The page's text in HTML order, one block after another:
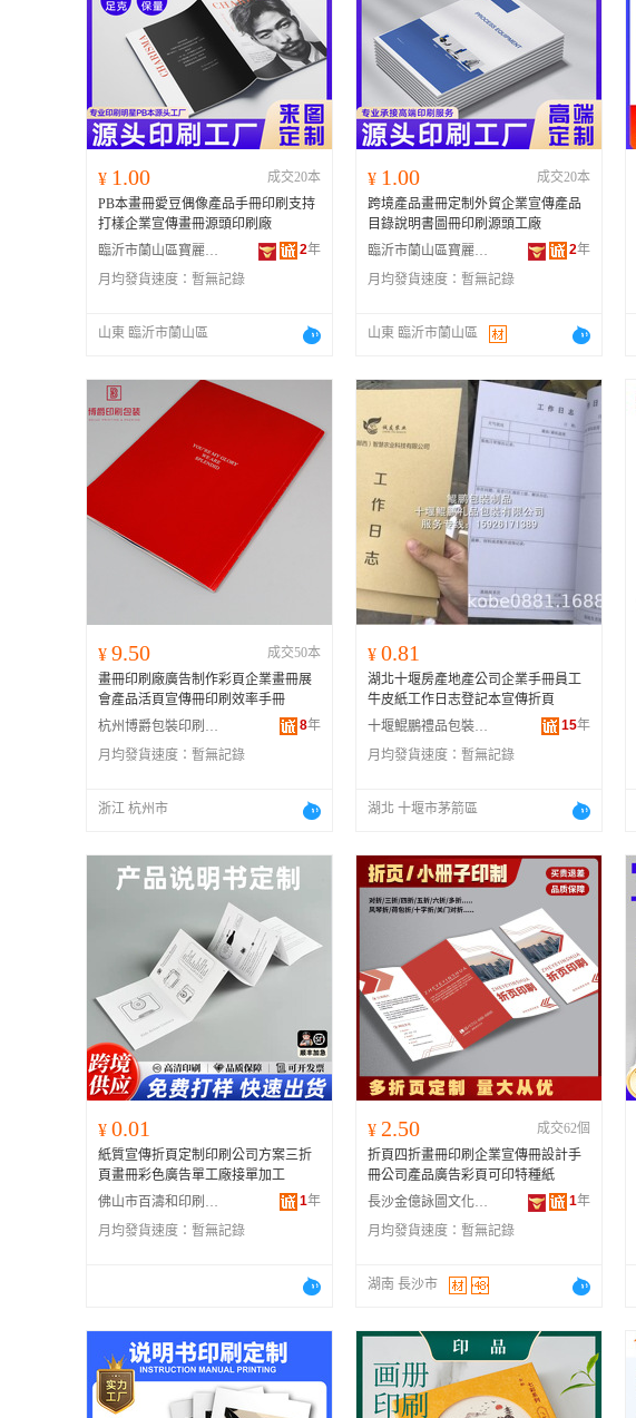
¥ 1.00
成交20本
PB本畫冊愛豆偶像產品手冊印刷支持
打樣企業宣傳畫冊源頭印刷廠
臨沂市蘭山區寶麗金印刷有限公司
2年
月均發貨速度： 暫無記錄
山東 臨沂市蘭山區
¥ 1.00
成交20本
跨境產品畫冊定制外貿企業宣傳產品
目錄說明書圖冊印刷源頭工廠
臨沂市蘭山區寶麗金印刷有限公司
2年
月均發貨速度： 暫無記錄
山東 臨沂市蘭山區
¥ 9.50
成交50本
畫冊印刷廠廣告制作彩頁企業畫冊展
會產品活頁宣傳冊印刷效率手冊
杭州博爵包裝印刷有限公司
8年
月均發貨速度： 暫無記錄
浙江 杭州市
¥ 0.81
湖北十堰房產地產公司企業手冊員工
牛皮紙工作日志登記本宣傳折頁
十堰鯤鵬禮品包裝有限公司
15年
月均發貨速度： 暫無記錄
湖北 十堰市茅箭區
¥ 0.01
紙質宣傳折頁定制印刷公司方案三折
頁畫冊彩色廣告單工廠接單加工
佛山市百濤和印刷有限公司
1年
月均發貨速度： 暫無記錄
¥ 2.50
成交62個
折頁四折畫冊印刷企業宣傳冊設計手
冊公司產品廣告彩頁可印特種紙
長沙金億詠圖文化傳媒有限公司
1年
月均發貨速度： 暫無記錄
湖南 長沙市